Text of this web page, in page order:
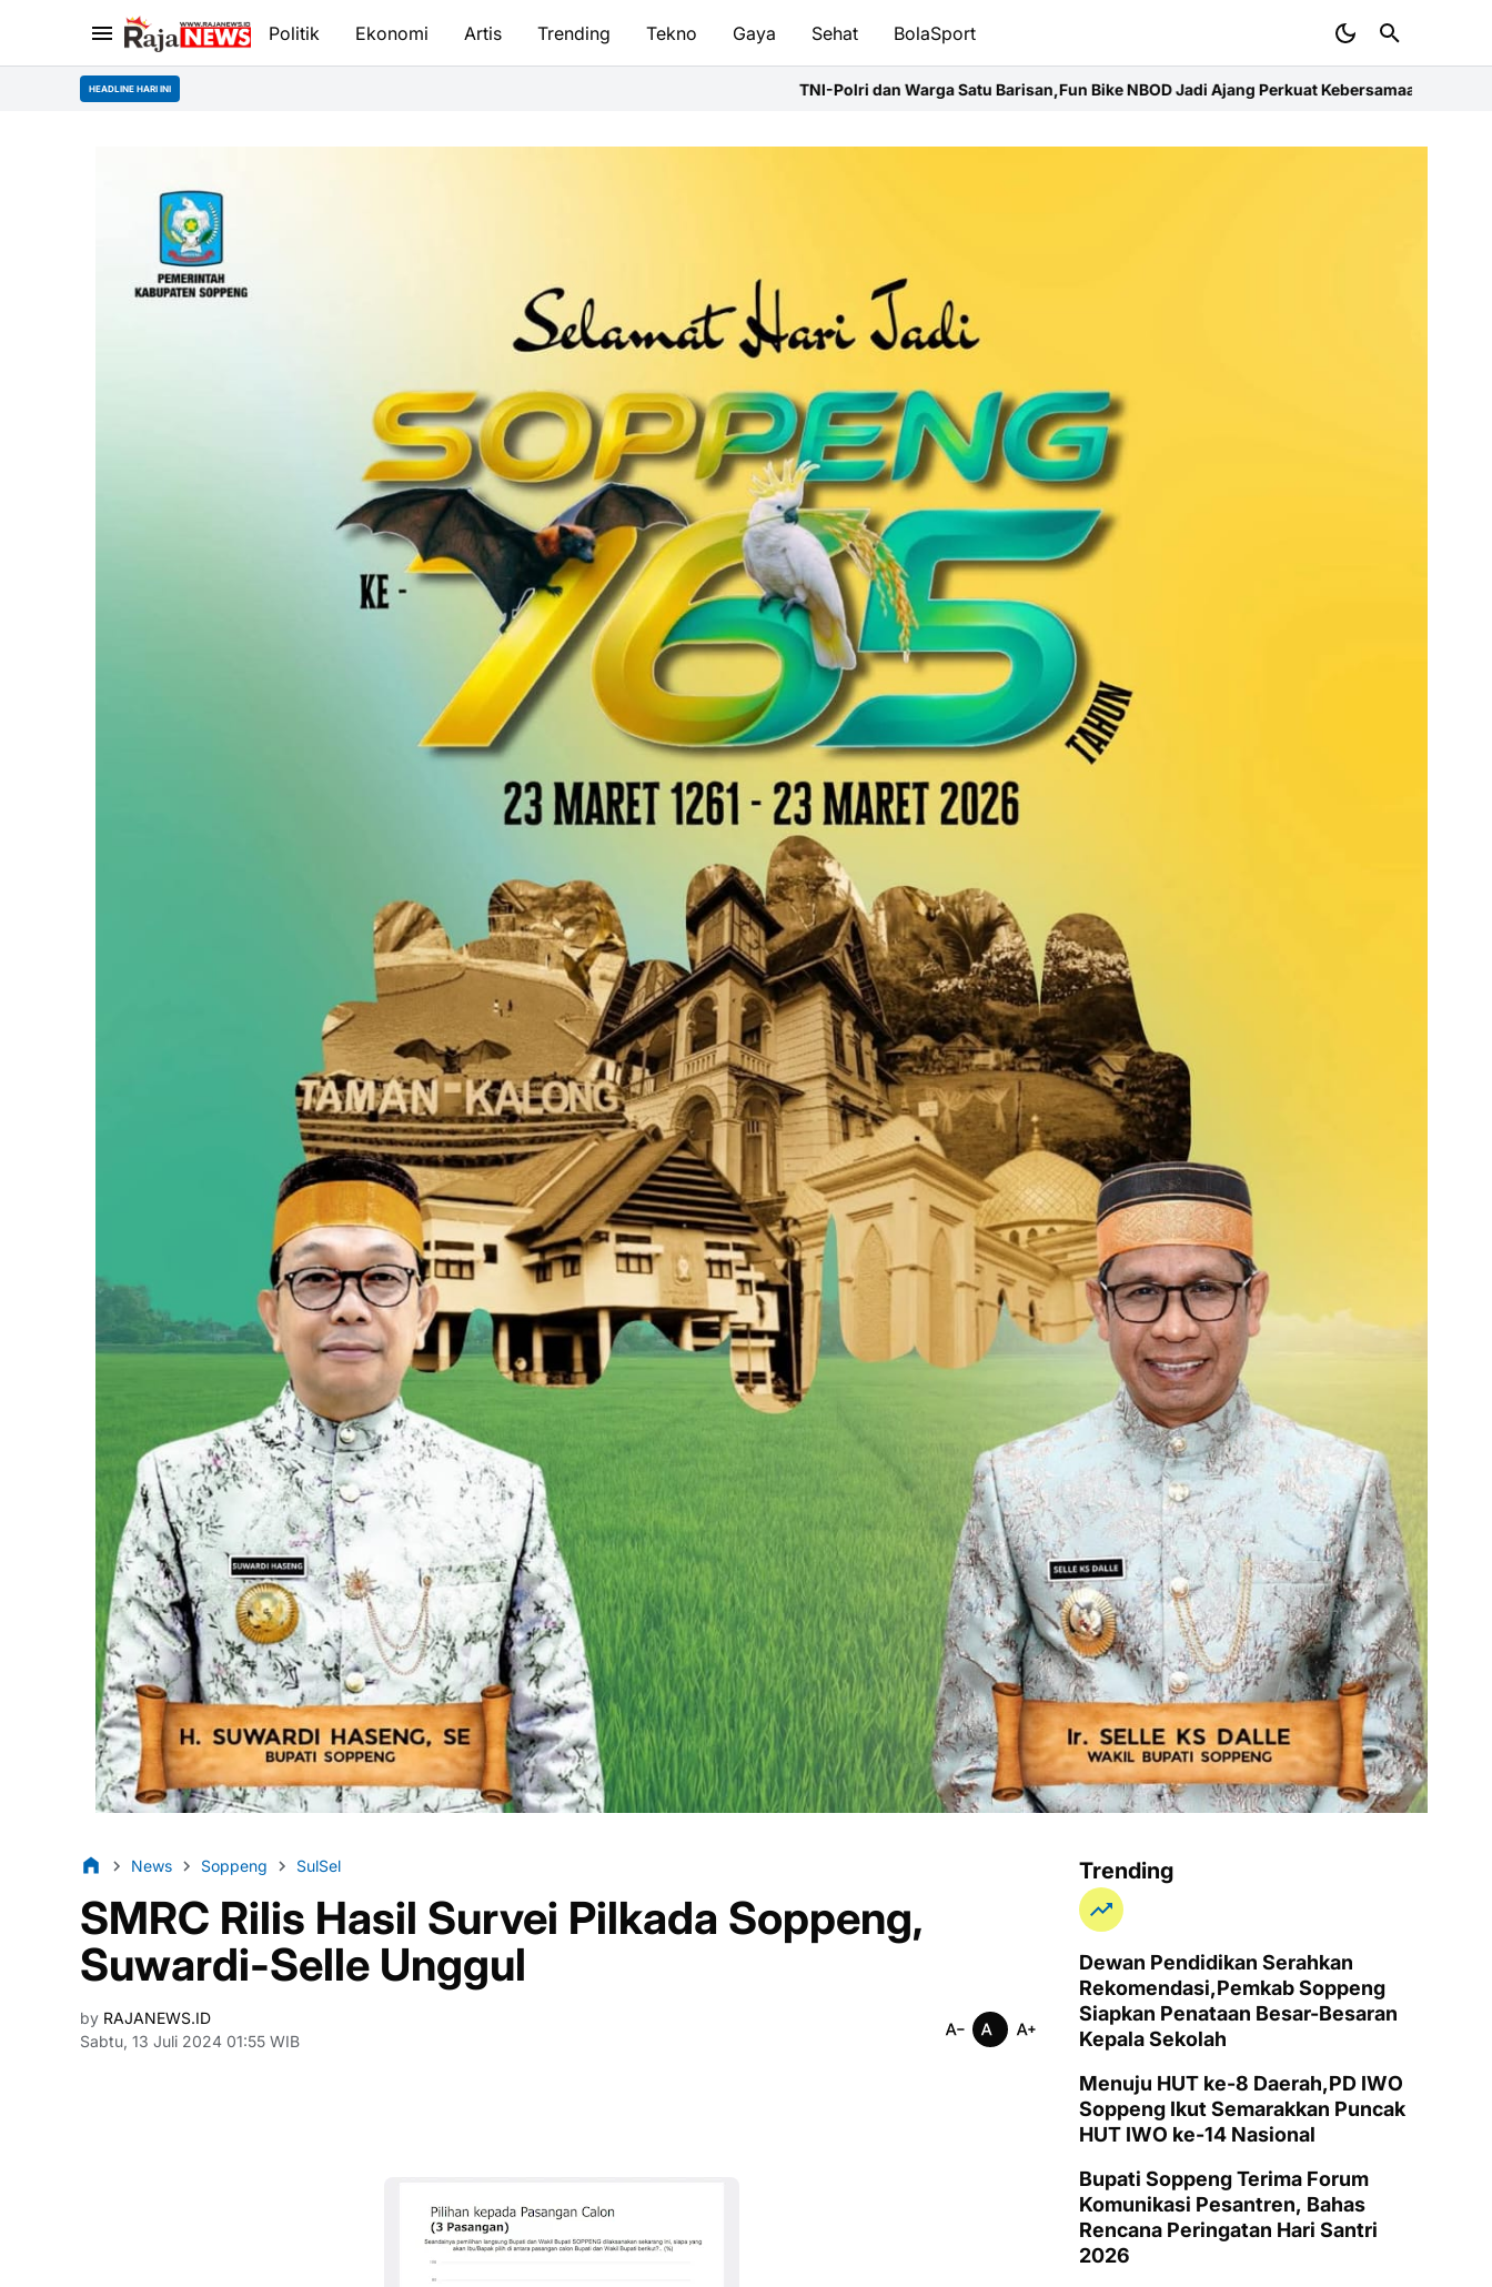
Politik Ekonomi Artis Trending Tekno Gaya Sehat BolaSport
HEADLINE HARI INI TNI-Polri dan Warga Satu Barisan,Fun Bike NBOD Jadi Ajang Perkuat KebersamaanMenuju HUT ke-8 Daerah,PD IWO
News Soppeng SulSel
SMRC Rilis Hasil Survei Pilkada Soppeng,
Suwardi-Selle Unggul
by RAJANEWS.ID
Sabtu, 13 Juli 2024 01:55 WIB
Trending
Dewan Pendidikan Serahkan
Rekomendasi,Pemkab Soppeng
Siapkan Penataan Besar-Besaran
Kepala Sekolah
Menuju HUT ke-8 Daerah,PD IWO
Soppeng Ikut Semarakkan Puncak
HUT IWO ke-14 Nasional
Bupati Soppeng Terima Forum
Komunikasi Pesantren, Bahas
Rencana Peringatan Hari Santri
2026